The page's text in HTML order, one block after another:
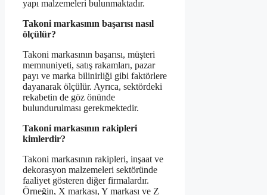
yapı malzemeleri bulunmaktadır.
Takoni markasının başarısı nasıl
ölçülür?
Takoni markasının başarısı, müşteri
memnuniyeti, satış rakamları, pazar
payı ve marka bilinirliği gibi faktörlere
dayanarak ölçülür. Ayrıca, sektördeki
rekabetin de göz önünde
bulundurulması gerekmektedir.
Takoni markasının rakipleri
kimlerdir?
Takoni markasının rakipleri, inşaat ve
dekorasyon malzemeleri sektöründe
faaliyet gösteren diğer firmalardır.
Örneğin, X markası, Y markası ve Z